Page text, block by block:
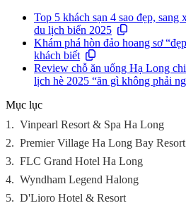
Top 5 khách sạn 4 sao đẹp,
du lịch biển 2025
Khám phá hòn đảo hoang sơ
khách biết
Review chỗ ăn uống Hạ Long
lịch hè 2025 “ăn gì không phải
Mục lục
1. Vinpearl Resort & Spa Ha Long
2. Premier Village Ha Long Bay Resort
3. FLC Grand Hotel Ha Long
4. Wyndham Legend Halong
5. D'Lioro Hotel & Resort